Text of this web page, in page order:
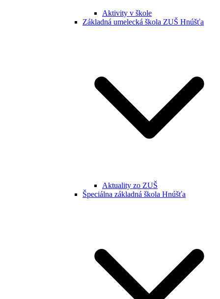
Aktivity v škole
Základná umelecká škola ZUŠ Hnúšťa
Aktuality zo ZUŠ
Špeciálna základná škola Hnúšťa